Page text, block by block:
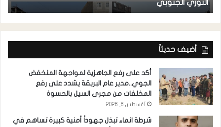
الثوري الجنوبي
أضيف حديثاً
أكد على رفع الجاهزية لمواجهة المنخفض
الجوي..مدير عام البريقة يشدد على رفع
المخلفات من مجرى السيل بالحسوة
أغسطس 6, 2026
شرطة انماء تبذل جهوداً أمنية كبيرة تساهم في